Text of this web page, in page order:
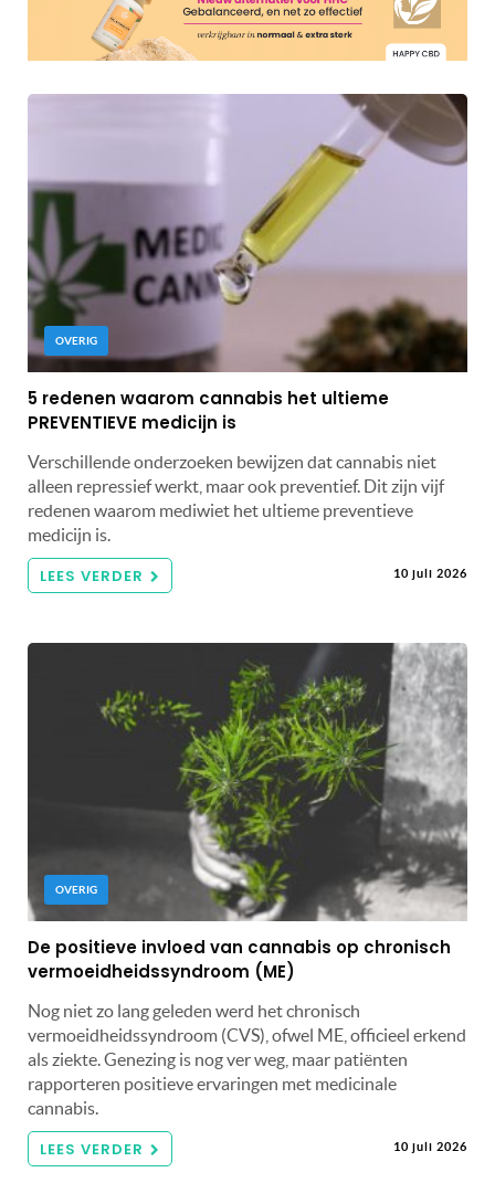
OVERIG
5 redenen waarom cannabis het ultieme
PREVENTIEVE medicijn is
Verschillende onderzoeken bewijzen dat cannabis niet
alleen repressief werkt, maar ook preventief. Dit zijn vijf
redenen waarom mediwiet het ultieme preventieve
medicijn is.
LEES VERDER 10 juli 2026
OVERIG
De positieve invloed van cannabis op chronisch
vermoeidheidssyndroom (ME)
Nog niet zo lang geleden werd het chronisch
vermoeidheidssyndroom (CVS), ofwel ME, officieel erkend
als ziekte. Genezing is nog ver weg, maar patiënten
rapporteren positieve ervaringen met medicinale
cannabis.
LEES VERDER 10 juli 2026